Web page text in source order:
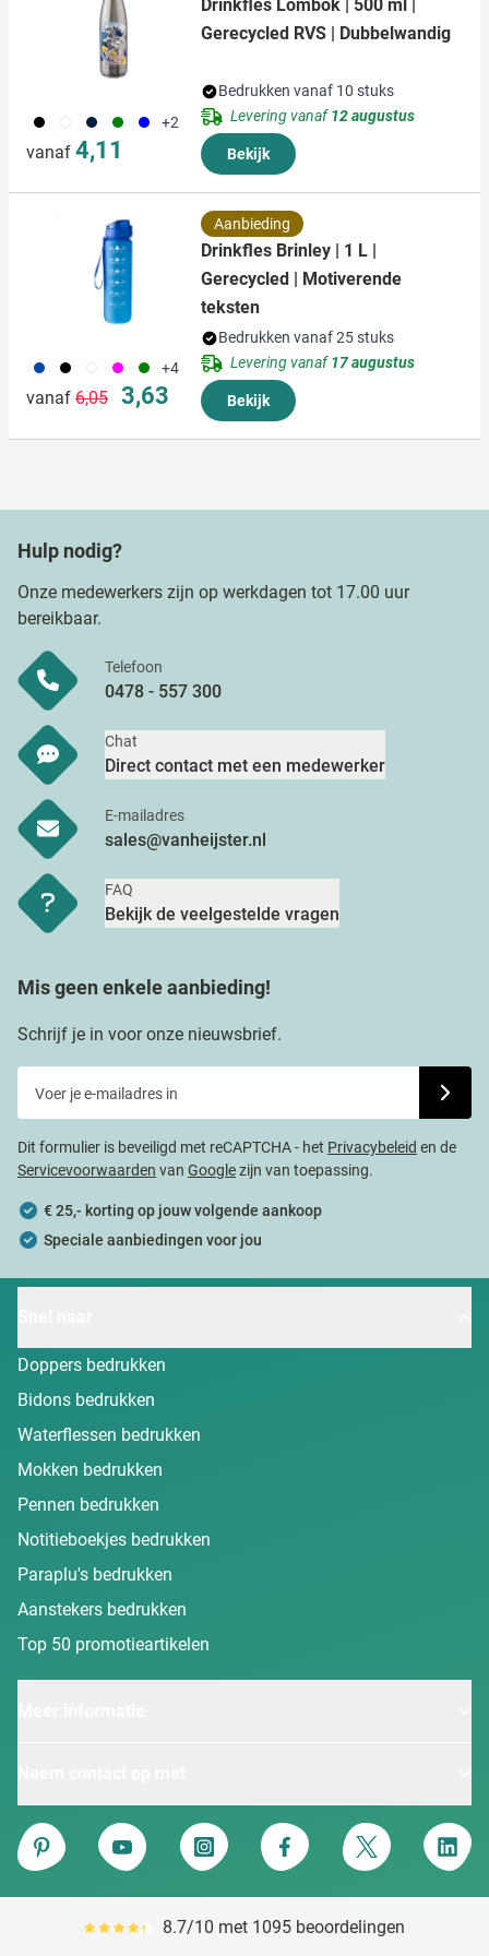
001 002 411 004 005 +2
vanaf 4,11
Drinkfles Lombok | 500 ml |
Gerecycled RVS | Dubbelwandig
Bedrukken vanaf 10 stuks
Levering vanaf12 augustus
Bekijk
023 001 970 046 004 +4
vanaf Normale prijs
6,05 Speciale prijs
3,63
Aanbieding
Drinkfles Brinley | 1 L |
Gerecycled | Motiverende
teksten
Bedrukken vanaf 25 stuks
Levering vanaf17 augustus
Bekijk
Hulp nodig?
Onze medewerkers zijn op werkdagen tot 17.00 uur
bereikbaar.
Telefoon
0478 - 557 300
Chat
Direct contact met een medewerker
E-mailadres
sales@vanheijster.nl
FAQ
Bekijk de veelgestelde vragen
Mis geen enkele aanbieding!
Schrijf je in voor onze nieuwsbrief.
Dit formulier is beveiligd met reCAPTCHA - het Privacybeleid en de
Servicevoorwaarden van Googlezijn van toepassing.
€ 25,- korting op jouw volgende aankoop
Speciale aanbiedingen voor jou
Doppers bedrukken
Bidons bedrukken
Waterflessen bedrukken
Mokken bedrukken
Pennen bedrukken
Notitieboekjes bedrukken
Paraplu's bedrukken
Aanstekers bedrukken
Top 50 promotieartikelen
Van Heijster
Pinterest
YouTube Instagram Facebook Twitter
Gemiddeld reviewpercentage is 87
8.7/10 met 1095 beoordelingen